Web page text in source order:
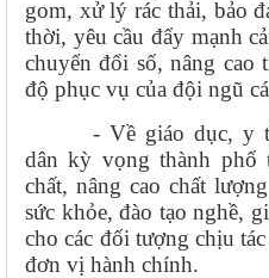
gom, xử lý rác thải, bảo
thời, yêu cầu đẩy mạnh
chuyển đổi số, nâng cao
độ phục vụ của đội ngũ
- Về giáo dục, y
dân kỳ vọng thành phố
chất, nâng cao chất
sức khỏe, đào tạo nghề,
cho các đối tượng chịu
đơn vị hành chính.